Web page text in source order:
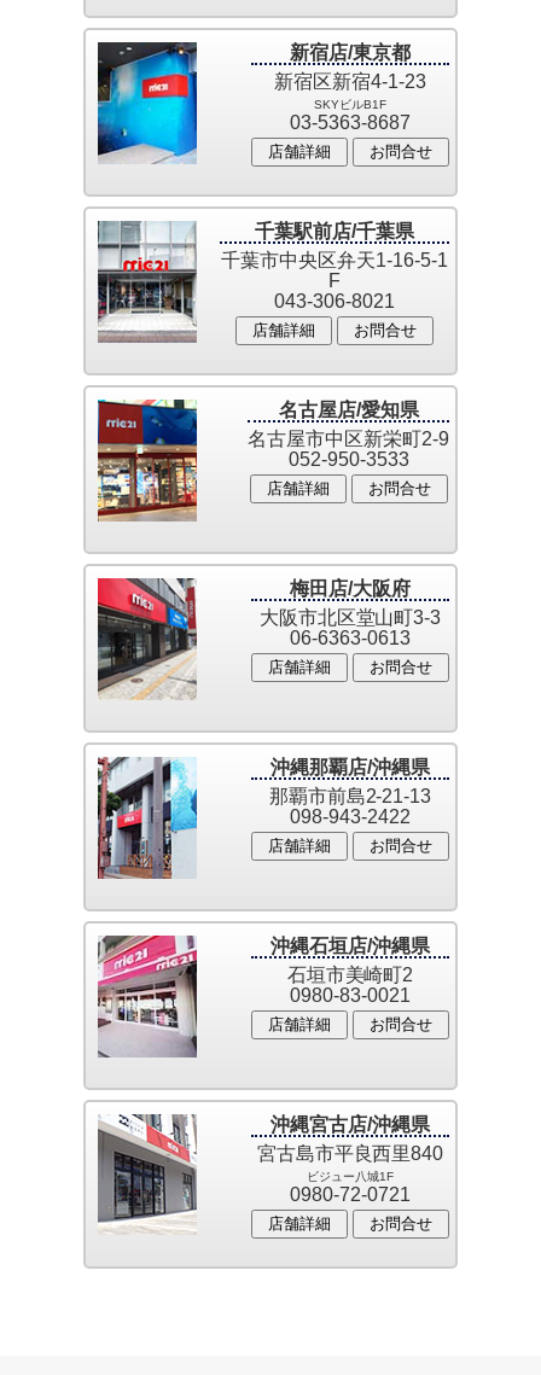
新宿店/東京都
新宿区新宿4-1-23
SKYビルB1F
03-5363-8687
店舗詳細 お問合せ
千葉駅前店/千葉県
千葉市中央区弁天1-16-5-1
F
043-306-8021
店舗詳細 お問合せ
名古屋店/愛知県
名古屋市中区新栄町2-9
052-950-3533
店舗詳細 お問合せ
梅田店/大阪府
大阪市北区堂山町3-3
06-6363-0613
店舗詳細 お問合せ
沖縄那覇店/沖縄県
那覇市前島2-21-13
098-943-2422
店舗詳細 お問合せ
沖縄石垣店/沖縄県
石垣市美崎町2
0980-83-0021
店舗詳細 お問合せ
沖縄宮古店/沖縄県
宮古島市平良西里840
ビジュー八城1F
0980-72-0721
店舗詳細 お問合せ